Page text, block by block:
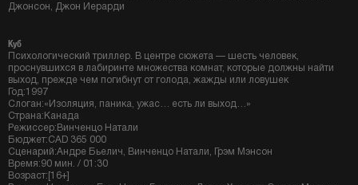
Джонсон, Джон Иерарди
Куб
Психологический триллер. В центре сюжета — шесть человек,
проснувшихся в лабиринте множества комнат, которые должны найти
выход, прежде чем погибнут от голода, жажды или ловушек
Год:1997
Слоган:«Изоляция, паника, ужас… есть ли выход…»
Страна:Канада
Режиссер:Винченцо Натали
Бюджет:CAD 365 000
Сценарий:Андре Бьелич, Винченцо Натали, Грэм Мэнсон
Время:90 мин. / 01:30
Возраст:[16+]